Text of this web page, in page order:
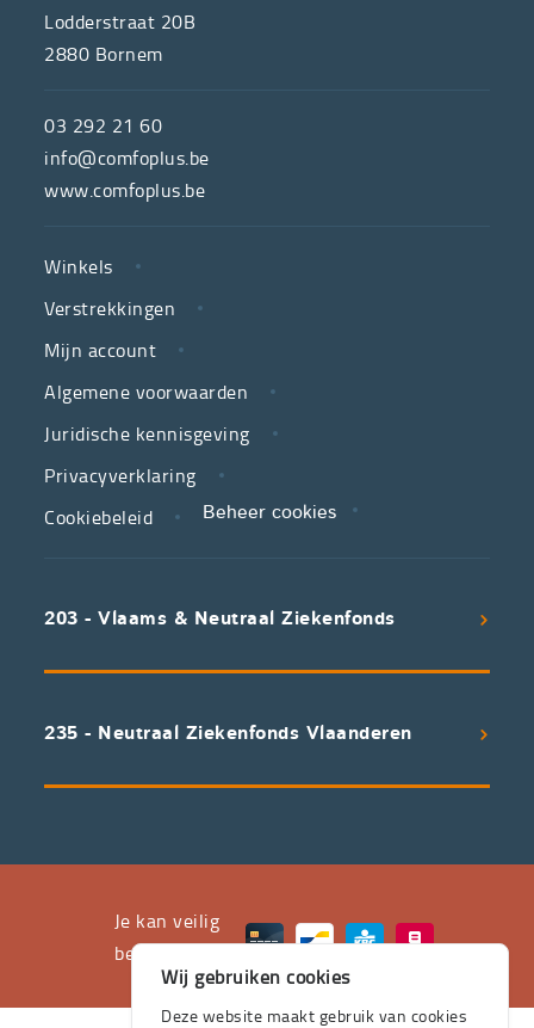
ONS
de
hulpmiddelenwinkel
van
neutrale
ziekenfondsen,
is
partner
in
zorg.
We
voorwaarden
uitstekend
waarvan
huis
Lodderstraat 20B
2880 Bornem
03 292 21 60
info@comfoplus.be
www.comfoplus.be
LINKS
Winkels
Verstrekkingen
Mijn account
Algemene voorwaarden
Juridische kennisgeving
Privacyverklaring
Cookiebeleid
Beheer cookies
203 - Vlaams & Neutraal Ziekenfonds
235 - Neutraal Ziekenfonds Vlaanderen
Je kan veilig
betalen met
Wij gebruiken cookies
Deze website maakt gebruik van cookies